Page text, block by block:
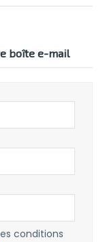
boîte e-mail
conditions